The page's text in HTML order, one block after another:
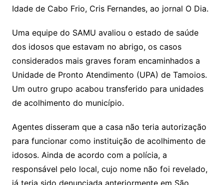
Idade de Cabo Frio, Cris Fernandes, ao jornal O Dia.
Uma equipe do SAMU avaliou o estado de saúde
dos idosos que estavam no abrigo, os casos
considerados mais graves foram encaminhados a
Unidade de Pronto Atendimento (UPA) de Tamoios.
Um outro grupo acabou transferido para unidades
de acolhimento do município.
Agentes disseram que a casa não teria autorização
para funcionar como instituição de acolhimento de
idosos. Ainda de acordo com a polícia, a
responsável pelo local, cujo nome não foi revelado,
já teria sido denunciada anteriormente em São